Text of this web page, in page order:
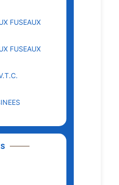
FUSEAUX
FUSEAUX